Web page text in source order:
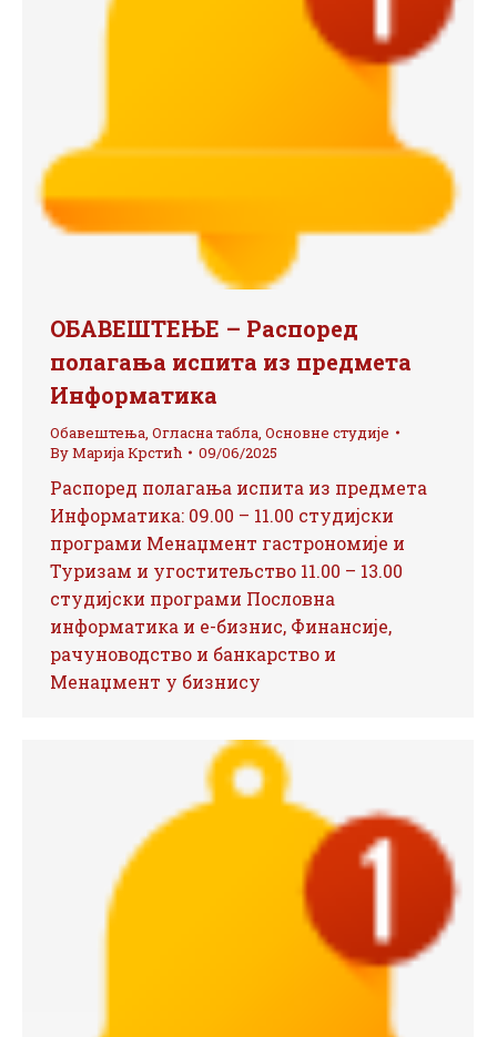
ОБАВЕШТЕЊЕ – Распоред
полагања испита из предмета
Информатика
Обавештења, Огласна табла, Основне студије
ByМарија Крстић 09/06/2025
Распоред полагања испита из предмета
Информатика: 09.00 – 11.00 студијски
програми Менаџмент гастрономије и
Туризам и угоститељство 11.00 – 13.00
студијски програми Пословна
информатика и е-бизнис, Финансије,
рачуноводство и банкарство и
Менаџмент у бизнису